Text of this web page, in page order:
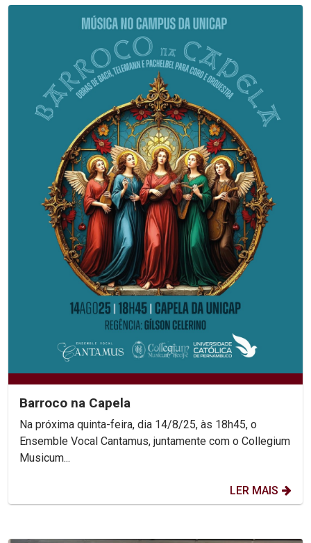
Barroco na Capela
Na próxima quinta-feira, dia 14/8/25, às 18h45, o
Ensemble Vocal Cantamus, juntamente com o Collegium
Musicum...
LER MAIS